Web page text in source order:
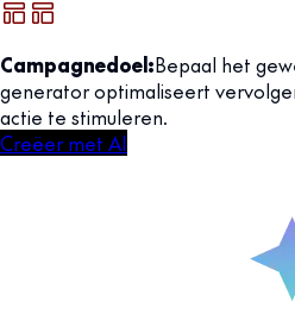
Campagnedoel:Bepaal het
generator optimaliseert
actie te stimuleren.
Creëer met AI